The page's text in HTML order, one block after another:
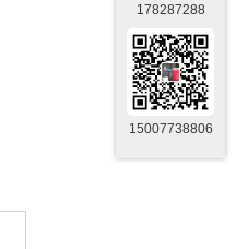
178287288
15007738806